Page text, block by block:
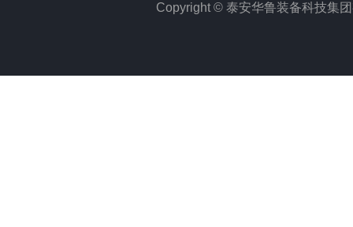
Copyright © 泰安华鲁装备科技集